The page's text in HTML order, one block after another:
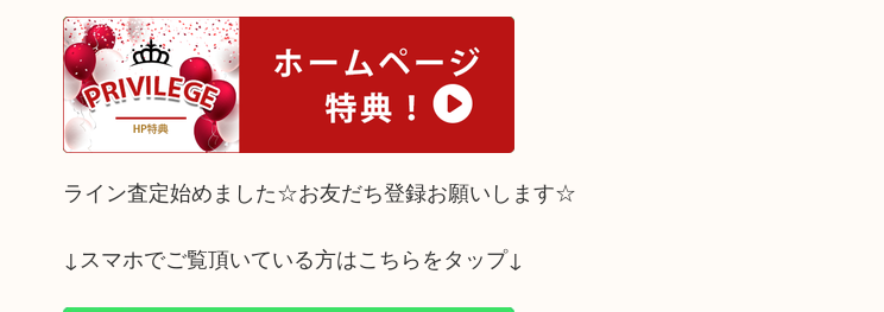
ライン査定始めました☆お友だち登録お願いします☆
↓スマホでご覧頂いている方はこちらをタップ↓